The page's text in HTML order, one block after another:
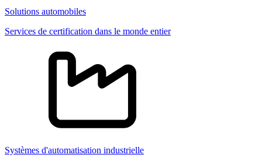
Solutions automobiles
Services de certification dans le monde entier
Systèmes d'automatisation industrielle